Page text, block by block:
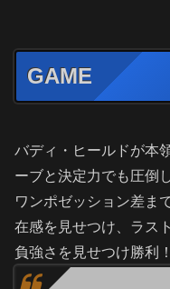
GAME
バディ・ヒールドが本
ーブと決定力でも圧倒
ワンポゼッション差ま
在感を見せつけ、ラス
負強さを見せつけ勝利